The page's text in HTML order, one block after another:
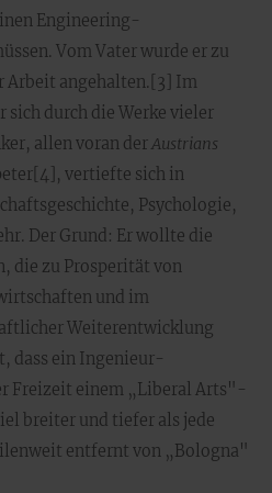
Engineering-
Vom Vater wurde er zu
Arbeit angehalten.[3] Im
durch die Werke vieler
allen voran derAustrians
vertiefte sich in
Psychologie,
Der Grund: Er wollte die
die zu Prosperität von
und im
Weiterentwicklung
dass ein Ingenieur-
Freizeit einem „Liberal Arts"-
breiter und tiefer als jede
entfernt von „Bologna"